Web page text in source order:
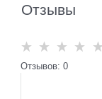
Отзывы
Отзывов: 0